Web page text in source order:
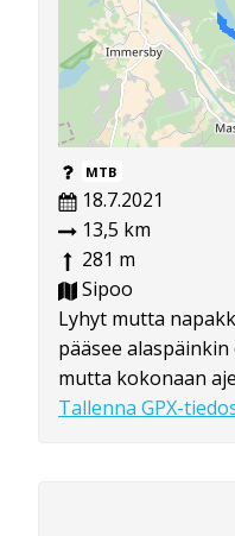
MTB
18.7.2021
13,5 km
281 m
Sipoo
Lyhyt mutta
pääsee
mutta kokonaan
Tallenna GPX-